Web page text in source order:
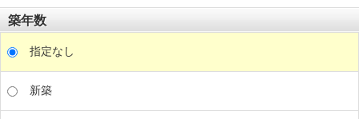
築年数
指定なし
新築